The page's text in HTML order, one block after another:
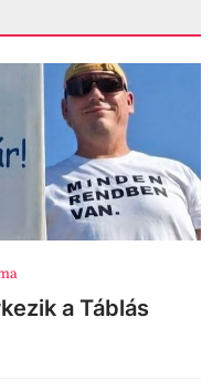
a Táblás